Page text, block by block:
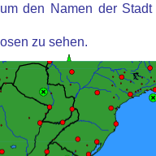
den Namen der Stadt
zu sehen.